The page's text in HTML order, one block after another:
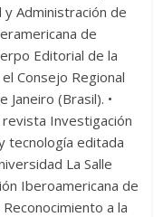
y Administración de
de
Editorial de la
Consejo Regional
Janeiro (Brasil). •
Investigación
tecnología editada
La Salle
Iberoamericana de
a la